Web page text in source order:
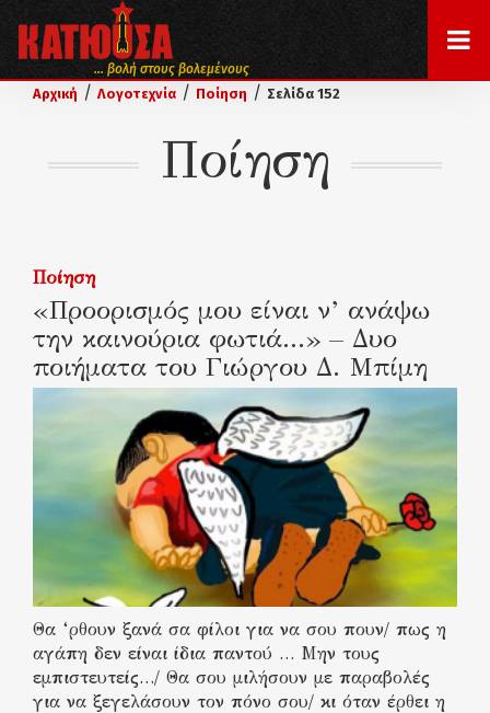
... βολή στους βολεμένους
Αρχική / Λογοτεχνία / Ποίηση / Σελίδα 152
Ποίηση
Ποίηση
«Προορισμός μου είναι ν’ ανάψω
την καινούρια φωτιά…» – Δυο
ποιήματα του Γιώργου Δ. Μπίμη
Θα ‘ρθουν ξανά σα φίλοι για να σου πουν/ πως η
αγάπη δεν είναι ίδια παντού … Μην τους
εμπιστευτείς…/ Θα σου μιλήσουν με παραβολές
για να ξεγελάσουν τον πόνο σου/ κι όταν έρθει η